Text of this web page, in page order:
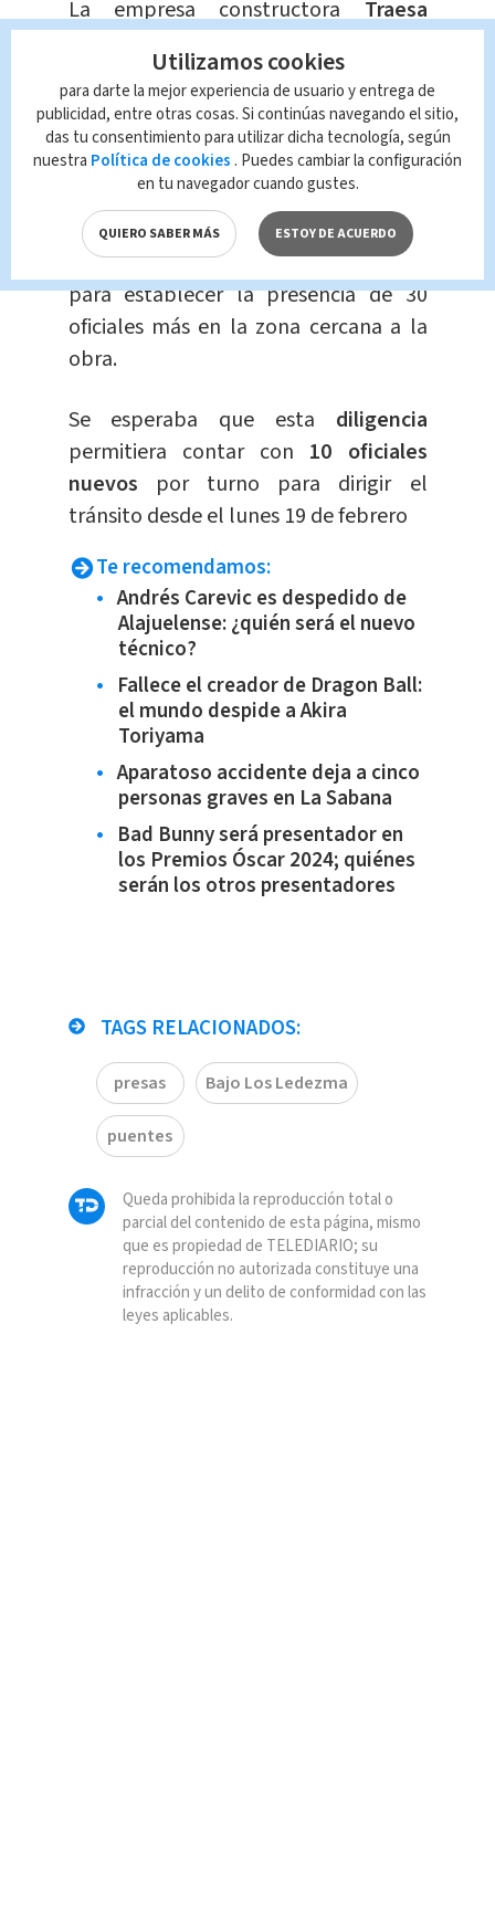
La empresa constructora Traesa
puentes para agilizar la habilitación
de estos para el 15 de marzo como
plazo máximo.
MOPTcoordinó con la
Municipalidad de San Joséy la
Dirección de Seguridad y Tránsito, esto
para establecer la presencia de 30
oficiales más en la zona cercana a la
obra.
Se esperaba que esta diligencia
permitiera contar con 10 oficiales
nuevos por turno para dirigir el
tránsito desde el lunes 19 de febrero
Te recomendamos:
Andrés Carevic es despedido de
Alajuelense: ¿quién será el nuevo
técnico?
Fallece el creador de Dragon Ball:
el mundo despide a Akira
Toriyama
Aparatoso accidente deja a cinco
personas graves en La Sabana
Bad Bunny será presentador en
los Premios Óscar 2024; quiénes
serán los otros presentadores
TAGS RELACIONADOS:
presas Bajo Los Ledezma
puentes
Queda prohibida la reproducción total o
parcial del contenido de esta página, mismo
que es propiedad de TELEDIARIO; su
reproducción no autorizada constituye una
infracción y un delito de conformidad con las
leyes aplicables.
Utilizamos cookies
para darte la mejor experiencia de usuario y entrega de
publicidad, entre otras cosas. Si continúas navegando el sitio,
das tu consentimiento para utilizar dicha tecnología, según
nuestra Política de cookies . Puedes cambiar la configuración
en tu navegador cuando gustes.
QUIERO SABER MÁS ESTOY DE ACUERDO